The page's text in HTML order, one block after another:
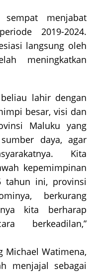
menjabat
2019-2024.
langsung oleh
meningkatkan
lahir dengan
besar, visi dan
Maluku yang
daya, agar
Kita
kepemimpinan
tahun ini, provinsi
berkurang
kita berharap
berkeadilan,”
Michael Watimena,
menjajal sebagai